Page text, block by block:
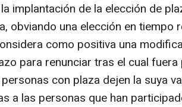
implantación de la elección de
obviando una elección en tiempo
como positiva una
para renunciar tras el cual
con plaza dejen la suya
a las personas que han